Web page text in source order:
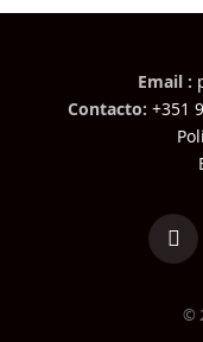
Email :
Contacto: +351
©